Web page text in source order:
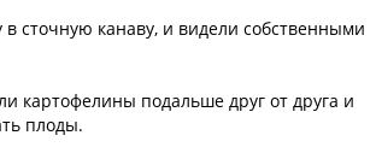
сточную канаву, и видели собственными
картофелины подальше друг от друга и
плоды.